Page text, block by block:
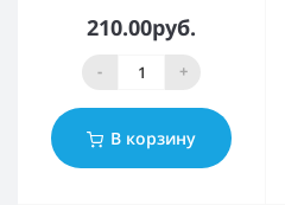
210.00руб.
- +
В корзину